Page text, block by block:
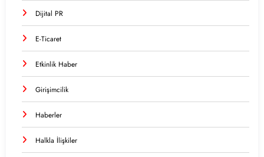
Dijital PR
E-Ticaret
Etkinlik Haber
Girişimcilik
Haberler
Halkla İlişkiler